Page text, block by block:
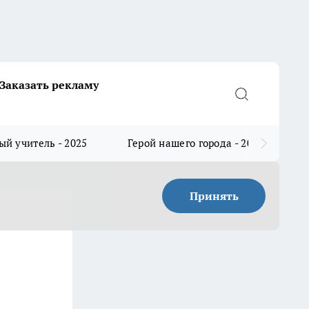
Заказать рекламу
учитель - 2025 Герой нашего города - 2025
Принять